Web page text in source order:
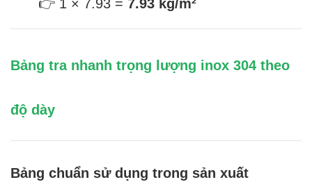
👉 1 × 7.93 = 7.93 kg/m²
Bảng tra nhanh trọng lượng inox 304 theo
độ dày
Bảng chuẩn sử dụng trong sản xuất